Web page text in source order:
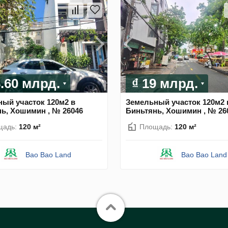
млрд.
участок 120м2 в
Хошимин , № 26046
120 м²
Bao Bao Land
₫ 19 млрд.
Земельный участок 120м2
Биньтянь, Хошимин , №
Площадь: 120 м²
Bao Bao Land